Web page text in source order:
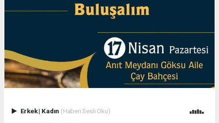
Erkek| Kadın (Haberi Sesli Oku)